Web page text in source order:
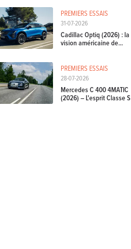
PREMIERS ESSAIS
31-07-2026
Cadillac Optiq (2026) : la
vision américaine de...
PREMIERS ESSAIS
28-07-2026
Mercedes C 400 4MATIC
(2026) – L'esprit Classe S